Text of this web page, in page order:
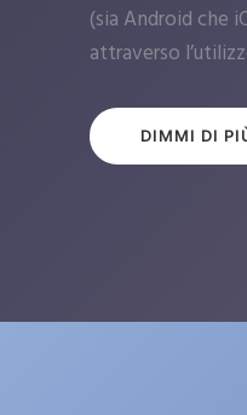
(sia Android che
attraverso
DIMMI DI